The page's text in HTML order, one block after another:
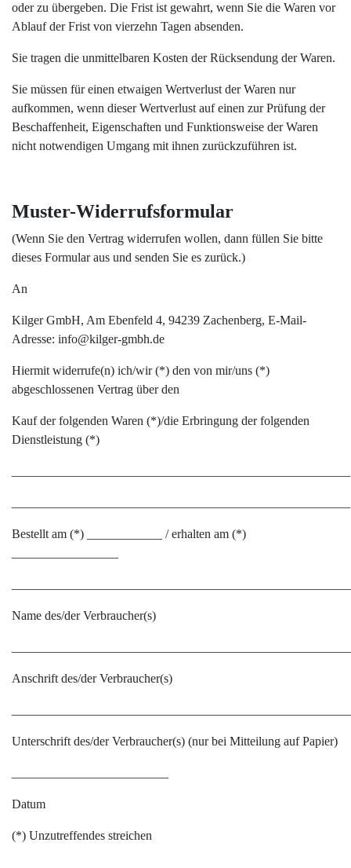
oder zu übergeben. Die Frist ist gewahrt, wenn Sie die Waren vor
Ablauf der Frist von vierzehn Tagen absenden.
Sie tragen die unmittelbaren Kosten der Rücksendung der Waren.
Sie müssen für einen etwaigen Wertverlust der Waren nur
aufkommen, wenn dieser Wertverlust auf einen zur Prüfung der
Beschaffenheit, Eigenschaften und Funktionsweise der Waren
nicht notwendigen Umgang mit ihnen zurückzuführen ist.
Muster-Widerrufsformular
(Wenn Sie den Vertrag widerrufen wollen, dann füllen Sie bitte
dieses Formular aus und senden Sie es zurück.)
An
Kilger GmbH, Am Ebenfeld 4, 94239 Zachenberg, E-Mail-
Adresse: info@kilger-gmbh.de
Hiermit widerrufe(n) ich/wir (*) den von mir/uns (*)
abgeschlossenen Vertrag über den
Kauf der folgenden Waren (*)/die Erbringung der folgenden
Dienstleistung (*)
Bestellt am (*) ____________ / erhalten am (*)
Name des/der Verbraucher(s)
Anschrift des/der Verbraucher(s)
Unterschrift des/der Verbraucher(s) (nur bei Mitteilung auf Papier)
Datum
(*) Unzutreffendes streichen